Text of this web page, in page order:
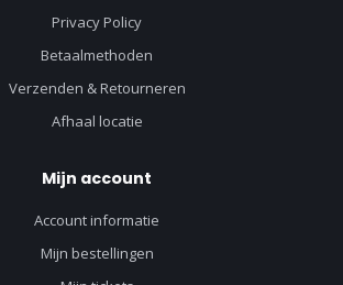
Privacy Policy
Betaalmethoden
Verzenden & Retourneren
Afhaal locatie
Mijn account
Account informatie
Mijn bestellingen